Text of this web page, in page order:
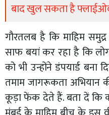
बाद खुल सकता है
गौरतलब है कि माहिम
साफ बयां कर रहा है कि
को भी उन्होंने डंपयार्ड
तमाम जागरूकता अभियान
कूड़ा फेंक देते हैं. बता दें कि